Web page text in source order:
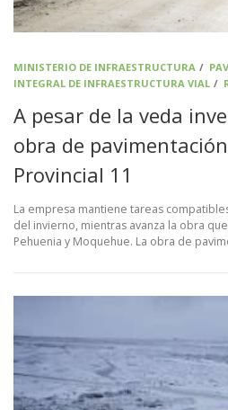
MINISTERIO DE INFRAESTRUCTURA /
INTEGRAL DE INFRAESTRUCTURA VIAL /
A pesar de la veda
obra de
Provincial 11
La empresa mantiene tareas
del invierno, mientras avanza la obra
Pehuenia y Moquehue. La obra de